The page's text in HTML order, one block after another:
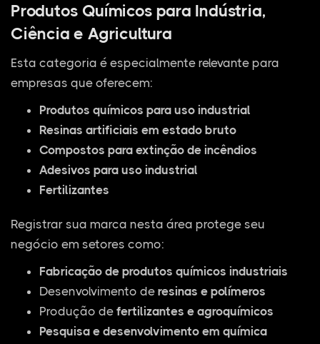
Produtos Químicos para Indústria,
Ciência e Agricultura
Esta categoria é especialmente relevante para
empresas que oferecem:
Produtos químicos para uso industrial
Resinas artificiais em estado bruto
Compostos para extinção de incêndios
Adesivos para uso industrial
Fertilizantes
Registrar sua marca nesta área protege seu
negócio em setores como:
Fabricação de produtos químicos industriais
Desenvolvimento de resinas e polímeros
Produção de fertilizantes e agroquímicos
Pesquisa e desenvolvimento em química